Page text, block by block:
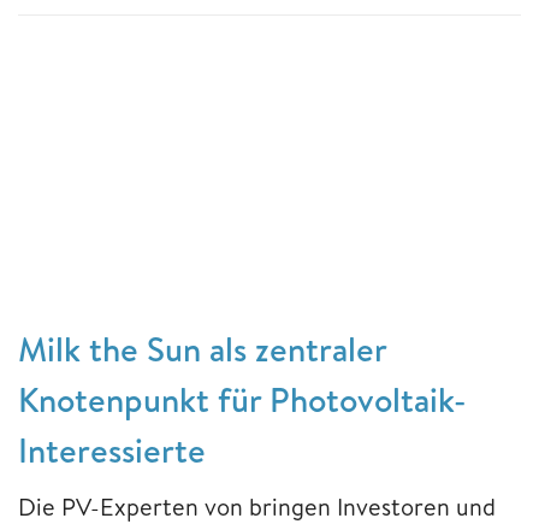
Milk the Sun als zentraler
Knotenpunkt für Photovoltaik-
Interessierte
Die PV-Experten von bringen Investoren und